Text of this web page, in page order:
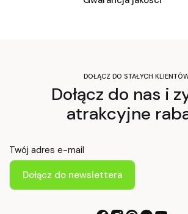
DOŁĄCZ DO STAŁYCH
Dołącz do nas i
atrakcyjne
Twój adres e-mail
Dołącz do newslettera